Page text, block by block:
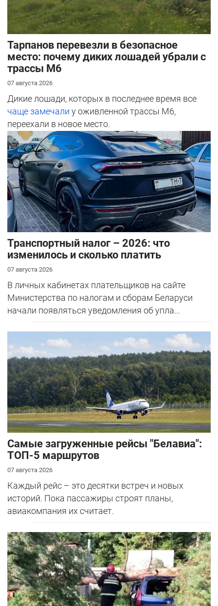
Тарпанов перевезли в безопасное
место: почему диких лошадей убрали с
трассы М6
07 августа 2026
Дикие лошади, которых в последнее время все
чаще замечали у оживленной трассы М6,
переехали в новое место.
Транспортный налог – 2026: что
изменилось и сколько платить
07 августа 2026
В личных кабинетах плательщиков на сайте
Министерства по налогам и сборам Беларуси
начали появляться уведомления об упла...
Самые загруженные рейсы "Белавиа":
ТОП-5 маршрутов
07 августа 2026
Каждый рейс – это десятки встреч и новых
историй. Пока пассажиры строят планы,
авиакомпания их считает.